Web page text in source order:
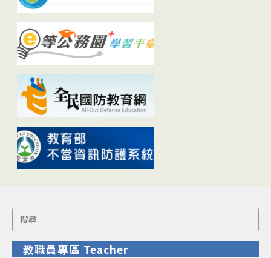
Search
for:
教職員專區 Teacher